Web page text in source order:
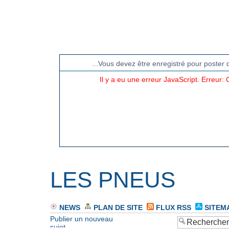
...Vous devez être enregistré pour
Il y a eu une erreur JavaScript. Erreur:
LES PNEUS
NEWS PLAN DE SITE FLUX RSS
Publier un nouveau
sujet